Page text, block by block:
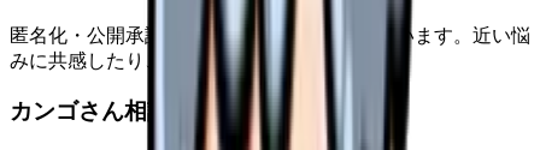
匿名化・公開承認済みの本音だけを表示しています。近い悩
みに共感したり、自分の状況を投稿できます。
カンゴさん相談室から共有された相談